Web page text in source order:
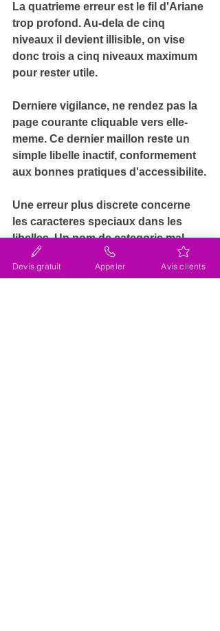
La quatrieme erreur est le fil d'Ariane
trop profond. Au-dela de cinq
niveaux il devient illisible, on vise
donc trois a cinq niveaux maximum
pour rester utile.
Derniere vigilance, ne rendez pas la
page courante cliquable vers elle-
meme. Ce dernier maillon reste un
simple libelle inactif, conformement
aux bonnes pratiques d'accessibilite.
Une erreur plus discrete concerne
les caracteres speciaux dans les
libelles. Un nom de categorie mal
encode
peut invalider le balisage et
faire echouer le test des resultats
Devis gratuit Appeler Avis clients